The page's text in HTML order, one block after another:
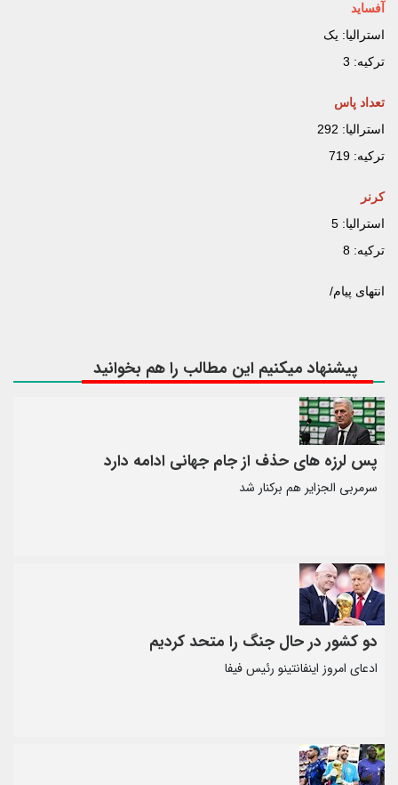
آفساید
استرالیا: یک
ترکیه: 3
تعداد پاس
استرالیا: 292
ترکیه: 719
کرنر
استرالیا: 5
ترکیه: 8
انتهای پیام/
پیشنهاد میکنیم این مطالب را هم بخوانید
پس لرزه های حذف از جام جهانی ادامه دارد
سرمربی الجزایر هم برکنار شد
دو کشور در حال جنگ را متحد کردیم
ادعای امروز اینفانتینو رئیس فیفا